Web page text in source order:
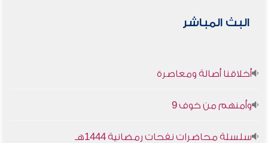
البث المباشر
أخلاقنا أصالة ومعاصرة
وأمنهم من خوف 9
سلسلة محاضرات نفحات رمضانية 1444هـ